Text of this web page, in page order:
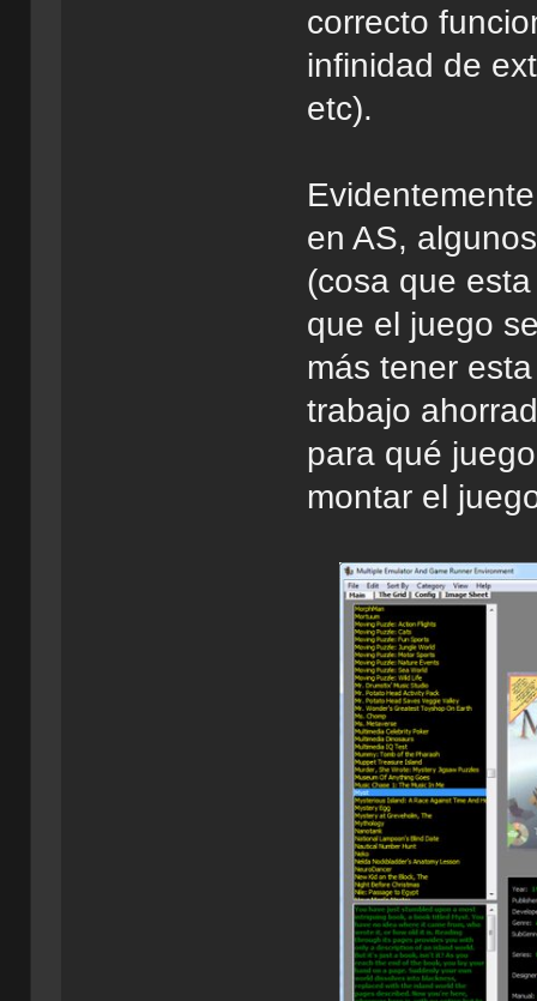
correcto
infinidad de
etc).
en AS,
(cosa que
que el juego
más tener
trabajo
para qué
montar el